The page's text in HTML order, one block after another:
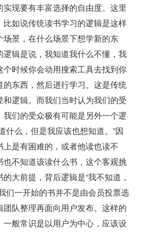
现要有丰富选择的自由度。这里
如说传统读书学习的逻辑是这样
景，在什么场景下想学新的东
辑是说，我知道我什么不懂，我
时候你会动用搜索工具去找到你
东西，然后进行学习。这是传统
逻辑。而我们当时认为我们的受
们的受众极有可能是另外一个逻
什么，但是我应该也想知道。”因
是有困难的，或者他读也读不
不知道该读什么书，这个客观挑
大前提，背后逻辑是“我不知道，
们一开始的书并不是由会员投票选
队整理再面向用户发布。这样的
般常识是以用户为中心，应该设